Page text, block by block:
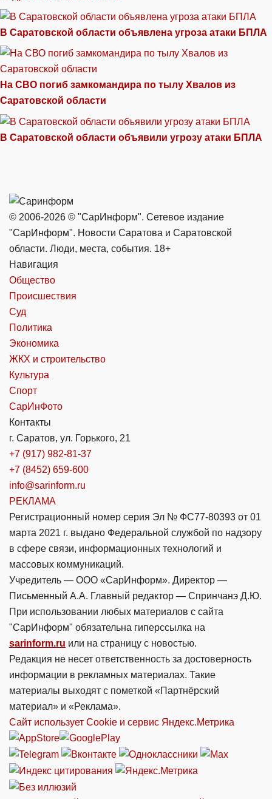
В Саратовской области объявлена угроза атаки БПЛА
На СВО погиб замкомандира по тылу Хвалов из
Саратовской области
В Саратовской области объявили угрозу атаки БПЛА
© 2006-2026 © "СарИнформ". Сетевое издание
"СарИнформ". Новости Саратова и Саратовской
области. Люди, места, события. 18+
Навигация
Общество
Происшествия
Суд
Политика
Экономика
ЖКХ и строительство
Культура
Спорт
СарИнФото
Контакты
г. Саратов, ул. Горького, 21
+7 (917) 982-81-37
+7 (8452) 659-600
info@sarinform.ru
РЕКЛАМА
Регистрационный номер серия Эл № ФС77-80393 от 01
марта 2021 г. выдано Федеральной службой по надзору
в сфере связи, информационных технологий и
массовых коммуникаций.
Учредитель — ООО «СарИнформ». Директор —
Письменный А.А. Главный редактор — Спринчанэ Д.Ю.
При использовании любых материалов с сайта
"СарИнформ" обязательна гиперссылка на
sarinform.ru или на страницу с новостью.
Редакция не несет ответственность за достоверность
информации в рекламных материалах. Такие
материалы выходят с пометкой «Партнёрский
материал» и «Реклама».
Сайт использует Cookie и сервиc Яндекс.Метрика